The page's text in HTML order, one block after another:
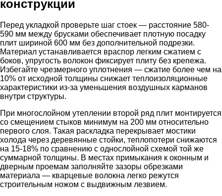
конструкции
Перед укладкой проверьте шаг стоек — расстояние 580-
590 мм между брусками обеспечивает плотную посадку
плит шириной 600 мм без дополнительной подрезки.
Материал устанавливается враспор легким сжатием с
боков, упругость волокон фиксирует плиту без крепежа.
Избегайте чрезмерного уплотнения — сжатие более чем на
10% от исходной толщины снижает теплоизоляционные
характеристики из-за уменьшения воздушных карманов
внутри структуры.
При многослойном утеплении второй ряд плит монтируется
со смещением стыков минимум на 200 мм относительно
первого слоя. Такая раскладка перекрывает мостики
холода через деревянные стойки, теплопотери снижаются
на 15-18% по сравнению с однослойной схемой той же
суммарной толщины. В местах примыкания к оконным и
дверным проемам заполняйте зазоры обрезками
материала — кварцевые волокна легко режутся
строительным ножом с выдвижным лезвием.